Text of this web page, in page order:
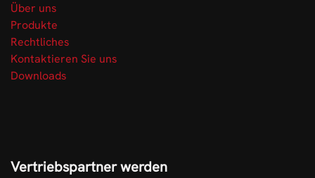
Über uns
Produkte
Rechtliches
Kontaktieren Sie uns
Downloads
Vertriebspartner werden